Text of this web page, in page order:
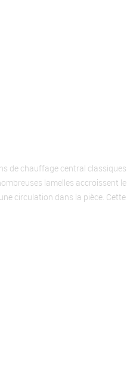
de chauffage central classiques
lamelles accroissent le
circulation dans la pièce. Cette